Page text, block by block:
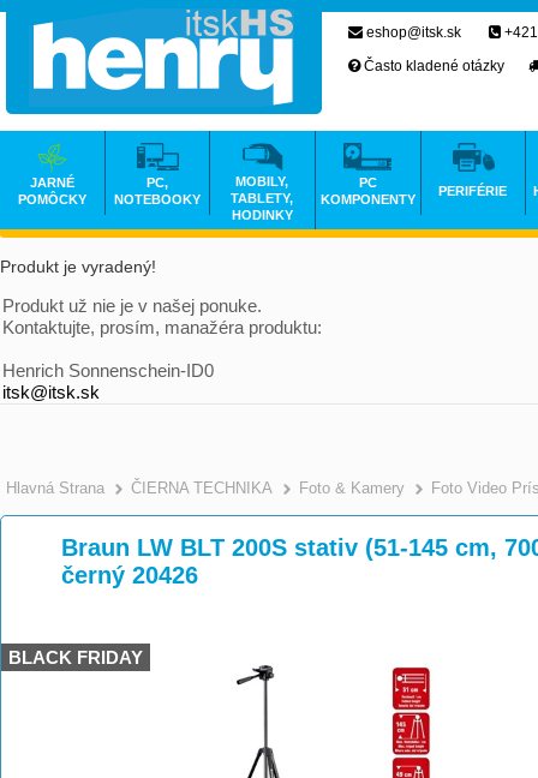
Produkt je vyradený!
Produkt už nie je v našej ponuke.
Kontaktujte, prosím, manažéra produktu:
Henrich Sonnenschein-ID0
itsk@itsk.sk
Hlavná Strana >
ČIERNA TECHNIKA >
Foto & Kamery Foto Video
Braun LW BLT 200S stativ (51-145 cm,
černý 20426
BLACK FRIDAY
eshop@itsk.sk
Často kladené otázky
JARNÉ
POMÔCKY
PC,
NOTEBOOKY
MOBILY,
TABLETY,
HODINKY
PC
KOMPONENTY
PERIFÉRIE